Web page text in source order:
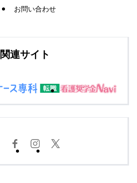
お問い合わせ
関連サイト